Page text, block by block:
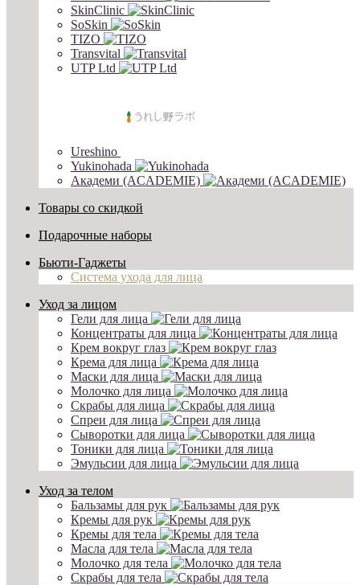
SkinСlinic
SoSkin
TIZO
Transvital
UTP Ltd
Ureshino
Yukinohada
Академи (ACADEMIE)
Товары со скидкой
Подарочные наборы
Бьюти-Гаджеты
Система ухода для лица
Уход за лицом
Гели для лица
Концентраты для лица
Крем вокруг глаз
Крема для лица
Маски для лица
Молочко для лица
Скрабы для лица
Спреи для лица
Сыворотки для лица
Тоники для лица
Эмульсии для лица
Уход за телом
Бальзамы для рук
Кремы для рук
Кремы для тела
Масла для тела
Молочко для тела
Скрабы для тела